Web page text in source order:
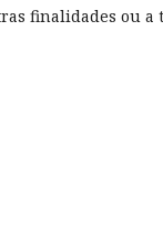
finalidades ou a